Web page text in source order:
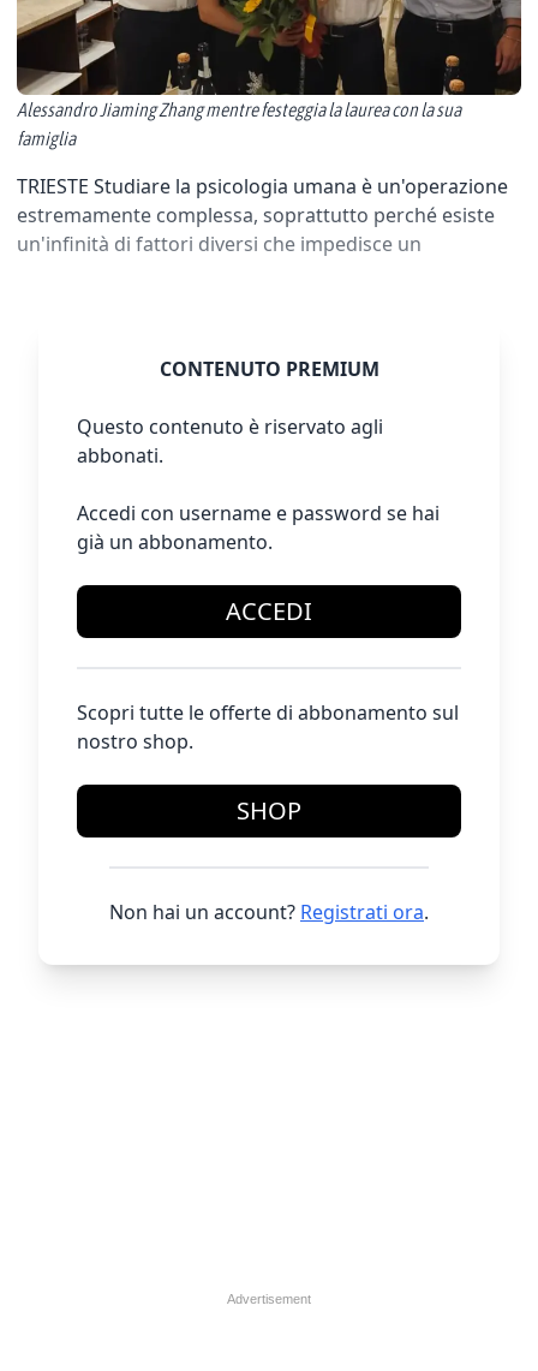
Alessandro Jiaming Zhang mentre festeggia la laurea con la sua
famiglia
TRIESTE Studiare la psicologia umana è un'operazione
estremamente complessa, soprattutto perché esiste
un'infinità di fattori diversi che impedisce un
CONTENUTO PREMIUM
Questo contenuto è riservato agli
abbonati.
Accedi con username e password se hai
già un abbonamento.
ACCEDI
Scopri tutte le offerte di abbonamento sul
nostro shop.
SHOP
Non hai un account? Registrati ora.